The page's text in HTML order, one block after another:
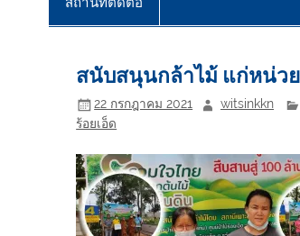
สนับสนุนกล้าไม้ แก่หน่ว
22 กรกฎาคม 2021 witsinkkn
ร้อยเอ็ด